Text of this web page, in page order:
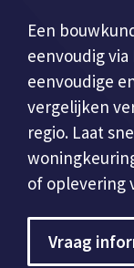
Een
eenvoudig
eenvoudige
vergelijken
regio. Laat
of oplevering
Vraag